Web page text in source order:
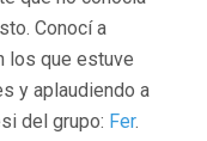
Conocí a
los que estuve
y aplaudiendo a
del grupo: Fer.